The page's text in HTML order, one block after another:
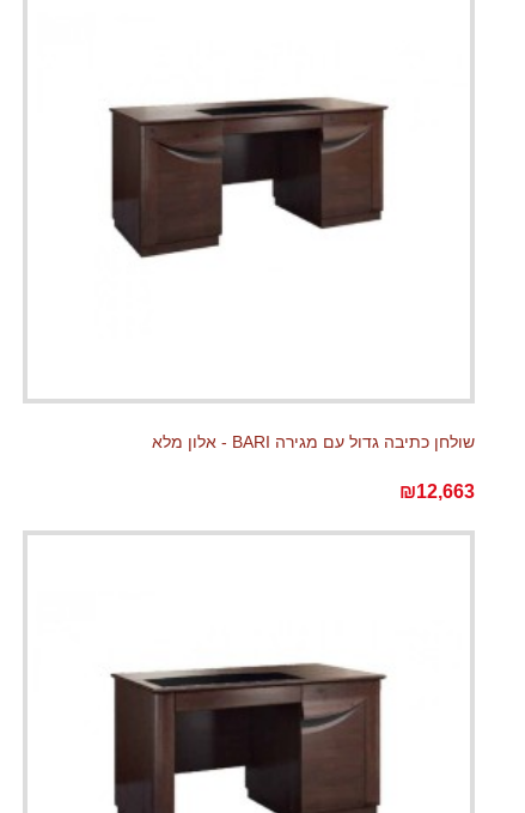
שולחן כתיבה גדול עם מגירה BARI - אלון מלא
₪12,663